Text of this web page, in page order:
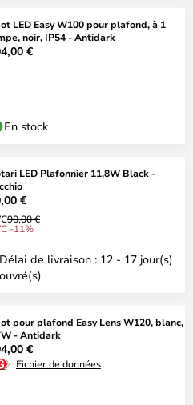
LED Easy W100 pour plafond, à 1
noir, IP54 - Antidark
€
En stock
LED Plafonnier 11,8W Black -
€
90,00 €
-11%
Délai de livraison : 12 - 17 jour(s)
ouvré(s)
pour plafond Easy Lens W120, blanc,
- Antidark
€
Fichier de données